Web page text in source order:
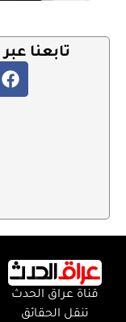
تابعنا
قناة عراق الحدث
تنقل الحقائق